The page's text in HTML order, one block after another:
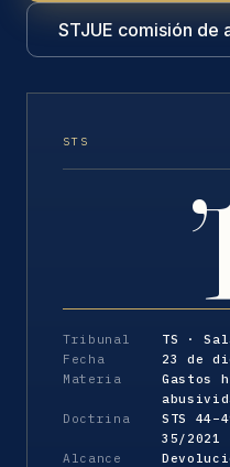
STJUE comisión de
STS
Tribunal
TS ·
Fecha
23 de
Materia
Gastos
Doctrina
STS
35/
Alcance